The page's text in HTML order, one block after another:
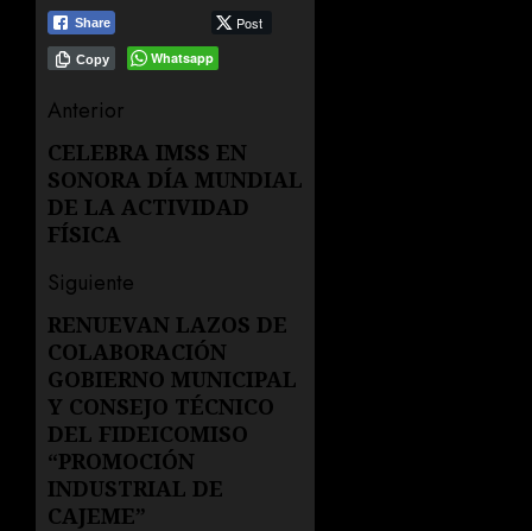
Share Post
Whatsapp
Copy
Navegación
de
entradas
Anterior
Entrada
anterior:
CELEBRA IMSS EN
SONORA DÍA MUNDIAL
DE LA ACTIVIDAD
FÍSICA
Siguiente
Siguiente
entrada:
RENUEVAN LAZOS DE
COLABORACIÓN
GOBIERNO MUNICIPAL
Y CONSEJO TÉCNICO
DEL FIDEICOMISO
“PROMOCIÓN
INDUSTRIAL DE
CAJEME”